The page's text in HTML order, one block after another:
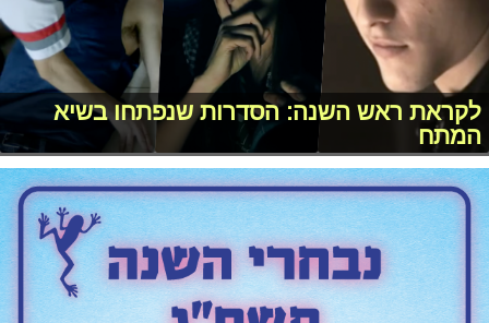
לקראת ראש השנה: הסדרות שנפתחו בשיא
המתח